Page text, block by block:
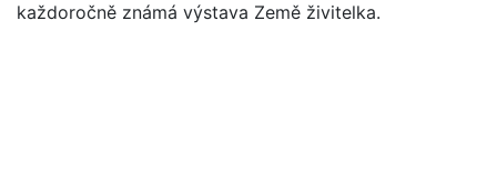
každoročně známá výstava Země živitelka.